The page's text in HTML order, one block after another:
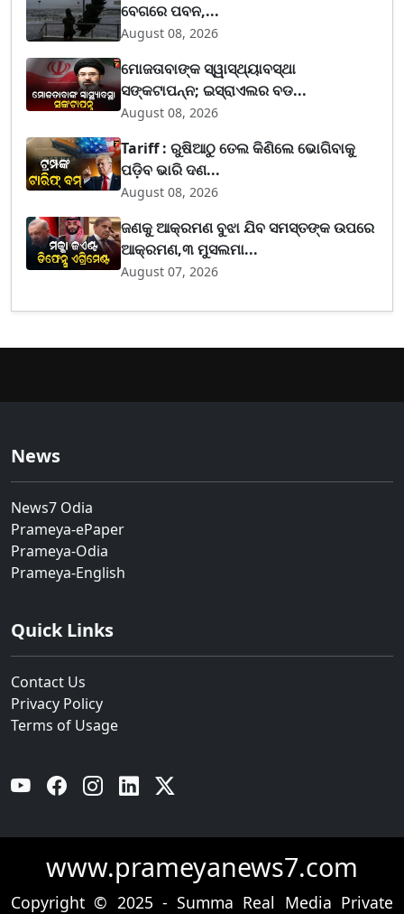
ବେଗରେ ପବନ,...
August 08, 2026
ମୋଜତାବାଙ୍କ ସ୍ୱାସ୍ଥ୍ୟାବସ୍ଥା
ସଙ୍କଟାପନ୍ନ; ଇସ୍ରାଏଲର ବଡ...
August 08, 2026
Tariff : ରୁଷିଆଠୁ ତେଲ କିଣିଲେ ଭୋଗିବାକୁ
ପଡ଼ିବ ଭାରି ଦଣ...
August 08, 2026
ଜଣକୁ ଆକ୍ରମଣ ବୁଝା ଯିବ ସମସ୍ତଙ୍କ ଉପରେ
ଆକ୍ରମଣ,୩ ମୁସଲମା...
August 07, 2026
News
News7 Odia
Prameya-ePaper
Prameya-Odia
Prameya-English
Quick Links
Contact Us
Privacy Policy
Terms of Usage
YouTube Facebook Instagram Linkedin
www.prameyanews7.com
Copyright © 2025 - Summa Real Media Private